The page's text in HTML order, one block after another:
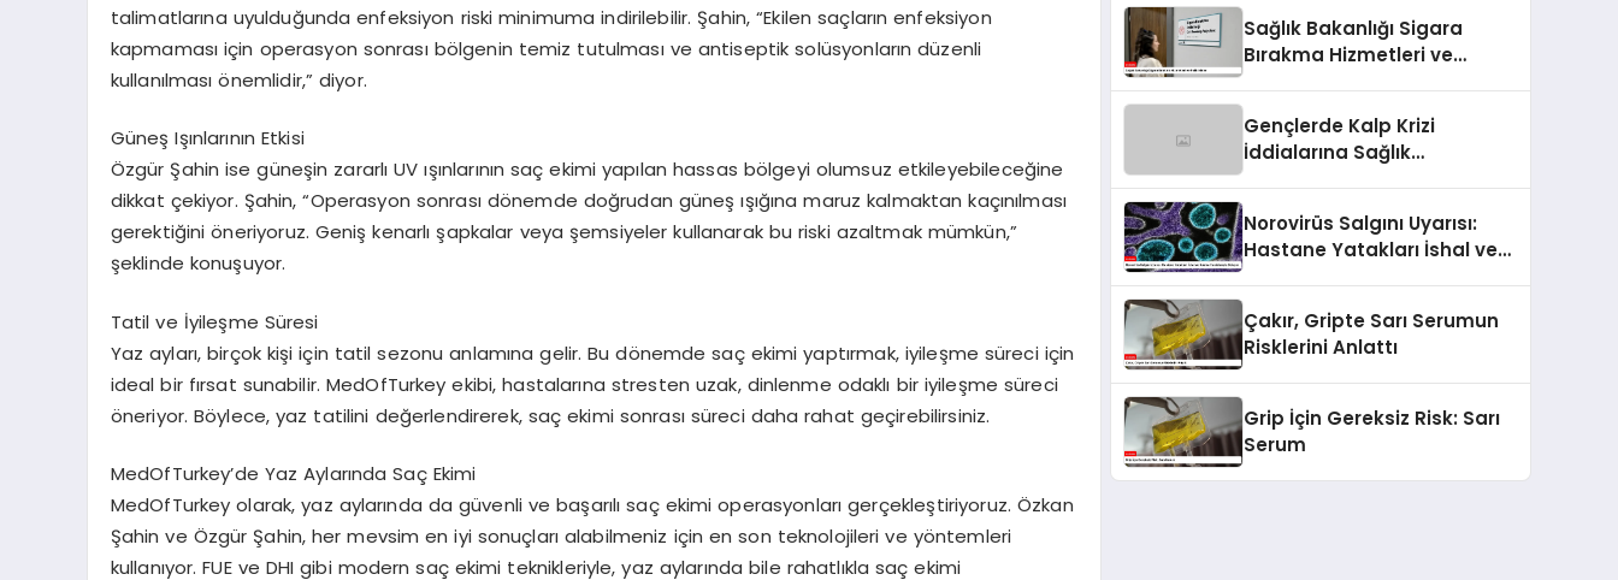
talimatlarına uyulduğunda enfeksiyon riski minimuma indirilebilir. Şahin, “Ekilen saçların enfeksiyon
kapmaması için operasyon sonrası bölgenin temiz tutulması ve antiseptik solüsyonların düzenli
kullanılması önemlidir,” diyor.
Güneş Işınlarının Etkisi
Özgür Şahin ise güneşin zararlı UV ışınlarının saç ekimi yapılan hassas bölgeyi olumsuz etkileyebileceğine
dikkat çekiyor. Şahin, “Operasyon sonrası dönemde doğrudan güneş ışığına maruz kalmaktan kaçınılması
gerektiğini öneriyoruz. Geniş kenarlı şapkalar veya şemsiyeler kullanarak bu riski azaltmak mümkün,”
şeklinde konuşuyor.
Tatil ve İyileşme Süresi
Yaz ayları, birçok kişi için tatil sezonu anlamına gelir. Bu dönemde saç ekimi yaptırmak, iyileşme süreci için
ideal bir fırsat sunabilir. MedOfTurkey ekibi, hastalarına stresten uzak, dinlenme odaklı bir iyileşme süreci
öneriyor. Böylece, yaz tatilini değerlendirerek, saç ekimi sonrası süreci daha rahat geçirebilirsiniz.
MedOfTurkey’de Yaz Aylarında Saç Ekimi
MedOfTurkey olarak, yaz aylarında da güvenli ve başarılı saç ekimi operasyonları gerçekleştiriyoruz. Özkan
Şahin ve Özgür Şahin, her mevsim en iyi sonuçları alabilmeniz için en son teknolojileri ve yöntemleri
kullanıyor. FUE ve DHI gibi modern saç ekimi teknikleriyle, yaz aylarında bile rahatlıkla saç ekimi
Sağlık Bakanlığı Sigara
Bırakma Hizmetleri ve
Gençlerde Kalp Krizi
İddialarına Sağlık
Norovirüs Salgını Uyarısı:
Hastane Yatakları İshal ve
Çakır, Gripte Sarı Serumun
Risklerini Anlattı
Grip İçin Gereksiz Risk: Sarı
Serum